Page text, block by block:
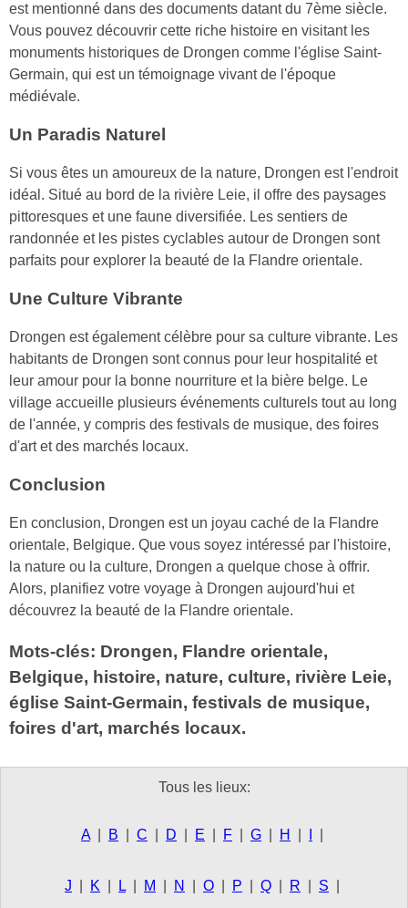
est mentionné dans des documents datant du 7ème siècle.
Vous pouvez découvrir cette riche histoire en visitant les
monuments historiques de Drongen comme l'église Saint-
Germain, qui est un témoignage vivant de l'époque
médiévale.
Un Paradis Naturel
Si vous êtes un amoureux de la nature, Drongen est l'endroit
idéal. Situé au bord de la rivière Leie, il offre des paysages
pittoresques et une faune diversifiée. Les sentiers de
randonnée et les pistes cyclables autour de Drongen sont
parfaits pour explorer la beauté de la Flandre orientale.
Une Culture Vibrante
Drongen est également célèbre pour sa culture vibrante. Les
habitants de Drongen sont connus pour leur hospitalité et
leur amour pour la bonne nourriture et la bière belge. Le
village accueille plusieurs événements culturels tout au long
de l'année, y compris des festivals de musique, des foires
d'art et des marchés locaux.
Conclusion
En conclusion, Drongen est un joyau caché de la Flandre
orientale, Belgique. Que vous soyez intéressé par l'histoire,
la nature ou la culture, Drongen a quelque chose à offrir.
Alors, planifiez votre voyage à Drongen aujourd'hui et
découvrez la beauté de la Flandre orientale.
Mots-clés: Drongen, Flandre orientale,
Belgique, histoire, nature, culture, rivière Leie,
église Saint-Germain, festivals de musique,
foires d'art, marchés locaux.
Tous les lieux:
A B C D E F G H
J K L M N O P Q R S